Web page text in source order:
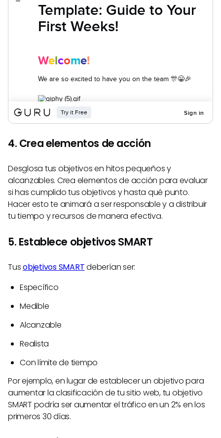
4. Crea elementos de acción
Desglosa tus objetivos en hitos pequeños y
alcanzables. Crea elementos de acción para evaluar
si has cumplido tus objetivos y hasta qué punto.
Hacer esto te animará a ser responsable y a distribuir
tu tiempo y recursos de manera efectiva.
5. Establece objetivos SMART
Tusobjetivos SMARTdeberían ser:
Específico
Medible
Alcanzable
Realista
Con límite de tiempo
Por ejemplo, en lugar de establecer un objetivo para
aumentar la clasificación de tu sitio web, tu objetivo
SMART podría ser aumentar el tráfico en un 2% en los
primeros 30 días.